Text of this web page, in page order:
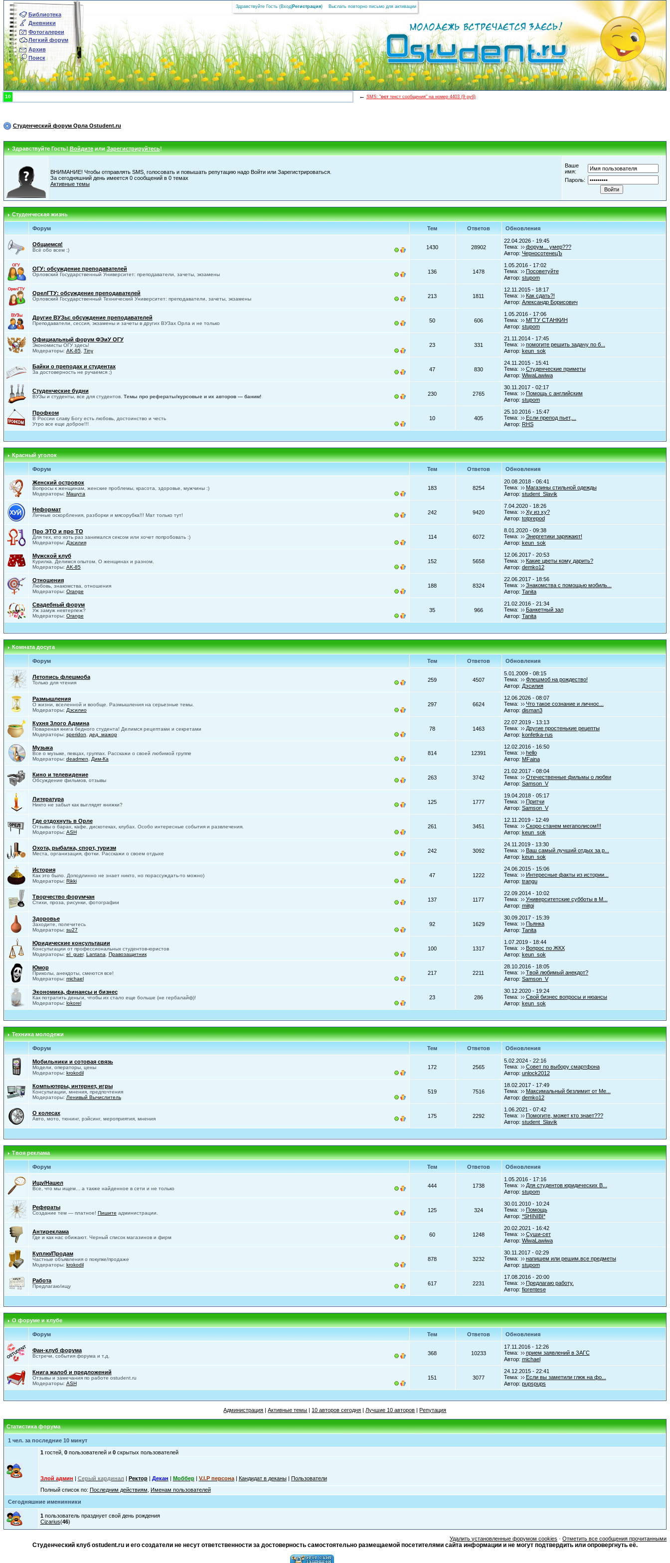
Библиотека
Дневники
Фотогалереи
Легкий форум
Архив
Поиск
Здравствуйте Гость (Вход Регистрация) Выслать повторно письмо для активации
10 ← SMS: "осттекст сообщения" на номер 4403 (9 руб)
Студенческий форум Орла Ostudent.ru
Здравствуйте Гость!ВойдитеилиЗарегистрируйтесь!
ВНИМАНИЕ! Чтобы отправлять SMS, голосовать и повышать репутацию надо Войти или Зарегистрироваться.
За сегодняшний день имеется 0 сообщений в 0 темах
Активные темы
Ваше
имя:
Пароль:
Студенческая жизнь
Форум Тем Ответов Обновления
Общаемся!
Всё обо всем :) 1430 28902
22.04.2026 - 19:45
Тема:
форум... умер???
Автор: ЧерносотенецЪ
ОГУ: обсуждение преподавателей
Орловский Государственный Университет: преподаватели, зачеты, экзамены 136 1478
1.05.2016 - 17:02
Тема:
Посоветуйте
Автор: stupom
ОрелГТУ: обсуждение преподавателей
Орловский Государственный Технический Университет: преподаватели, зачеты, экзамены 213 1811
12.11.2015 - 18:17
Тема:
Как сдать?!
Автор: Александр Борисович
Другие ВУЗы: обсуждение преподавателей
Преподаватели, сессия, экзамены и зачеты в других ВУЗах Орла и не только 50 606
1.05.2016 - 17:06
Тема:
МГТУ СТАНКИН
Автор: stupom
Официальный форум ФЭиУ ОГУ
Экономисты ОГУ здесь!
Модераторы: AK-85, Tiny
23 331
21.11.2014 - 17:45
Тема:
помогите решить задачу по б...
Автор: keun_sok
Байки о преподах и студентах
За достоверность не ручаемся ;) 47 830
24.11.2015 - 15:41
Тема:
Студенческие приметы
Автор: WiwaLawiwa
Студенческие будни
ВУЗы и студенты, все для студентов. Темы про рефераты/курсовые и их авторов — баним! 230 2765
30.11.2017 - 02:17
Тема:
Помощь с английским
Автор: stupom
Профком
В России славу Богу есть любовь, достоинство и честь
Утро все еще доброе!!!
10 405
25.10.2016 - 15:47
Тема:
Если препод пьет,...
Автор: RHS
Красный уголок
Форум Тем Ответов Обновления
Женский островок
Вопросы к женщинам, женские проблемы, красота, здоровье, мужчины :)
Модераторы: Машута
183 8254
20.08.2018 - 06:41
Тема:
Магазины стильной одежды
Автор: student_Slavik
Неформат
Личные оскорбления, разборки и мясорубка!!! Мат только тут! 242 9420
7.04.2020 - 18:26
Тема:
Ху из ху?
Автор: totprepod
Про ЭТО и про ТО
Для тех, кто хоть раз занимался сексом или хочет попробовать :)
Модераторы: Дэсилия
114 6072
8.01.2020 - 09:38
Тема:
Энергетики заряжают!
Автор: keun_sok
Мужской клуб
Курилка. Делимся опытом. О женщинах и разном.
Модераторы: AK-85
152 5658
12.06.2017 - 20:53
Тема:
Какие цветы кому дарить?
Автор: demko12
Отношения
Любовь, знакомства, отношения
Модераторы: Orange
188 8324
22.06.2017 - 18:56
Тема:
Знакомства с помощью мобиль...
Автор: Tanita
Свадебный форум
Уж замуж невтерпеж?
Модераторы: Orange
35 966
21.02.2016 - 21:34
Тема:
Банкетный зал
Автор: Tanita
Комната досуга
Форум Тем Ответов Обновления
Летопись флешмоба
Только для чтения 259 4507
5.01.2009 - 08:15
Тема:
Флешмоб на рождество!
Автор: Дэсилия
Размышления
О жизни, вселенной и вообще. Размышления на серьезные темы.
Модераторы: Дэсилио
297 6624
12.06.2026 - 08:07
Тема:
Что такое сознание и личнос...
Автор: disman3
Кухня Злого Админа
Повареная книга бедного студента! Делимся рецептами и секретами
Модераторы: speridon дед_мажор
78 1463
22.07.2019 - 13:13
Тема:
Другие простенькие рецепты
Автор: konfetka-rus
Музыка
Все о музыке, певцах, группах. Расскажи о своей любимой группе
Модераторы: deadmen Дим-Ка
814 12391
12.02.2016 - 16:50
Тема:
hello
Автор: MFaina
Кино и телевидение
Обсуждение фильмов, отзывы 263 3742
21.02.2017 - 08:04
Тема:
Отечественные фильмы о любви
Автор: Samson_V
Литература
Никто не забыл как выглядят книжки? 125 1777
19.04.2018 - 05:17
Тема:
Притчи
Автор: Samson_V
Где отдохнуть в Орле
Отзывы о барах, кафе, дискотеках, клубах. Особо интересные события и развлечения.
Модераторы: ASH
261 3451
12.11.2019 - 12:49
Тема:
Скоро станем мегаполисом!!!
Автор: keun_sok
Охота, рыбалка, спорт, туризм
Места, организация, фотки. Расскажи о своем отдыхе 242 3092
24.11.2019 - 13:30
Тема:
Ваш самый лучший отдых за р...
Автор: keun_sok
История
Как это было. Доподлинно не знает никто, но порассуждать-то можно)
Модераторы: Rikki
47 1222
24.06.2015 - 15:06
Тема:
Интересные факты из истории...
Автор: trangu
Творчество форумчан
Стихи, проза, рисунки, фотографии 137 1177
22.09.2014 - 10:02
Тема:
Университетские субботы в М...
Автор: miitgi
Здоровье
Заходите, полечитесь
Модераторы: su27
92 1629
30.09.2017 - 15:39
Тема:
Пьянка
Автор: Tanita
Юридические консультации
Консультации от профессиональных студентов-юристов
Модераторы: el_guer, Lantana Правозащитник
100 1317
1.07.2019 - 18:44
Тема:
Вопрос по ЖКХ
Автор: keun_sok
Юмор
Приколы, анекдоты, смеются все!
Модераторы: michael
217 2211
28.10.2016 - 18:05
Тема:
Твой любимый анекдот?
Автор: Samson_V
Экономика, финансы и бизнес
Как потратить деньги, чтобы их стало еще больше (не гербалайф)!
Модераторы: lokorel
23 286
30.12.2020 - 19:24
Тема:
Свой бизнес вопросы и нюансы
Автор: keun_sok
Техника молодежи
Форум Тем Ответов Обновления
Мобильники и сотовая связь
Модели, операторы, цены
Модераторы: krokodil
172 2565
5.02.2024 - 22:16
Тема:
Совет по выбору смартфона
Автор: unlock2012
Компьютеры, интернет, игры
Консультации, мнения, предпочтения
Модераторы: Ленивый Вычислитель
519 7516
18.02.2017 - 17:49
Тема:
Максимальный безлимит от Ме...
Автор: demko12
О колесах
Авто, мото, тюнинг, рэйсинг, мероприятия, мнения 175 2292
1.06.2021 - 07:42
Тема:
Помогите, может кто знает???
Автор: student_Slavik
Твоя реклама
Форум Тем Ответов Обновления
Ищу/Нашел
Все, что мы ищем... а также найденное в сети и не только 444 1738
1.05.2016 - 17:16
Тема:
Для студентов юридических В...
Автор: stupom
Рефераты
Создание тем — платное! Пишите администрации. 125 324
30.01.2010 - 10:24
Тема:
Помощь
Автор: *SHINIBI*
Антиреклама
Где и как нас обижают. Черный список магазинов и фирм 60 1248
20.02.2021 - 16:42
Тема:
Суши-сет
Автор: WiwaLawiwa
Куплю/Продам
Частные объявления о покупке/продаже
Модераторы: krokodil
878 3232
30.11.2017 - 02:29
Тема:
напишем или решим.все предметы
Автор: stupom
Работа
Предлагаю/ищу 617 2231
17.08.2016 - 20:00
Тема:
Предлагаю работу.
Автор: fiorentese
О форуме и клубе
Форум Тем Ответов Обновления
Фан-клуб форума
Встречи, события форума и т.д. 368 10233
17.11.2016 - 12:26
Тема:
прием заявлений в ЗАГС
Автор: michael
Книга жалоб и предложений
Отзывы и замечания по работе ostudent.ru
Модераторы: ASH
151 3077
24.12.2015 - 22:41
Тема:
Если вы заметили глюк на фо...
Автор: pupspups
Администрация |Активные темы | 10 авторов сегодня | Лучшие 10 авторов |Репутация
Статистика форума
1 чел. за последние 10 минут
1гостей, 0пользователей и 0скрытых пользователей
Злой админ | Серый кардинал| Ректор| Декан | Моббер| V.I.P персона| Кандидат в деканы| Пользователи
Полный список по: Последним действиям Именам пользователей
Сегодняшние именинники
1пользователь празднует свой день рождения
Cizarius(46)
Удалить установленные форумом cookies ·Отметить все сообщения прочитанными
Студенческий клуб ostudent.ru и его создатели не несут ответственности за достоверность самостоятельно размещаемой посетителями сайта информации и не могут подтвердить или опровергнуть её.